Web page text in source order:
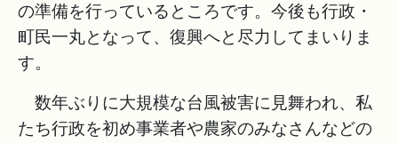
の準備を行っているところです。今後も行政・
町民一丸となって、復興へと尽力してまいりま
す。
数年ぶりに大規模な台風被害に見舞われ、私
たち行政を初め事業者や農家のみなさんなどの